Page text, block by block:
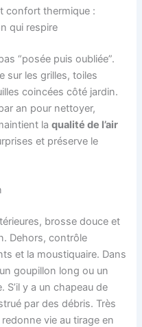
confort thermique :
qui respire
“posée puis oubliée”.
sur les grilles, toiles
coincées côté jardin.
an pour nettoyer,
laqualité de l’air
et préserve le
brosse douce et
Dehors, contrôle
et la moustiquaire. Dans
goupillon long ou un
y a un chapeau de
par des débris. Très
vie au tirage en